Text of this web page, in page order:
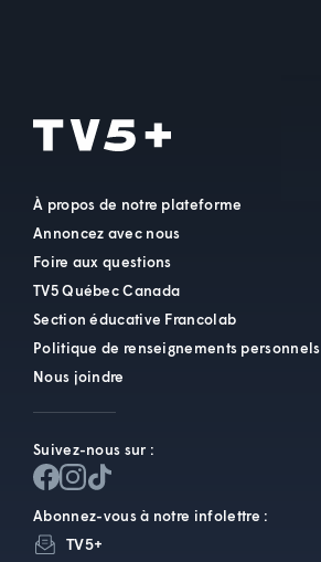
À propos de notre plateforme
Annoncez avec nous
Foire aux questions
TV5 Québec Canada
Section éducative Francolab
Politique de renseignements personnels
Nous joindre
Suivez-nous sur :
Abonnez-vous à notre infolettre :
TV5+